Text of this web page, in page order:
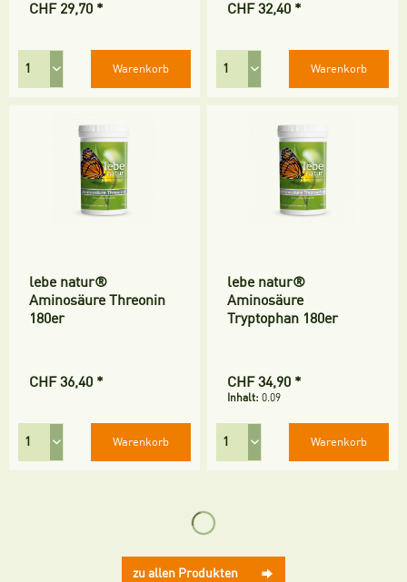
CHF 29,70 *
Warenkorb
CHF 32,40 *
Warenkorb
lebe natur®
Aminosäure Threonin
180er
CHF 36,40 *
Warenkorb
lebe natur®
Aminosäure
Tryptophan 180er
CHF 34,90 *
Inhalt:0.09
Warenkorb
zu allen Produkten